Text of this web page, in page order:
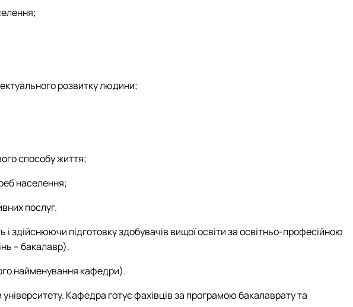
розвитку людини;
способу життя;
населення;
послуг.
здійснюючи підготовку здобувачів вищої освіти за освітньо-професійною
– бакалавр).
найменування кафедри).
Кафедра готує фахівців за програмою бакалаврату та